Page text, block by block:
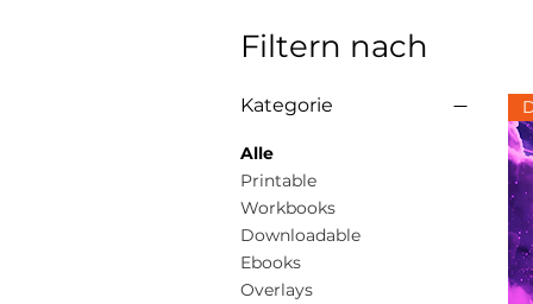
Filtern nach
Kategorie
Alle
Printable
Workbooks
Downloadable
Ebooks
Overlays